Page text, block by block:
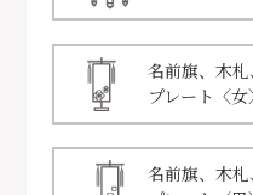
名前旗、木札、
プレート〈女
名前旗、木札、